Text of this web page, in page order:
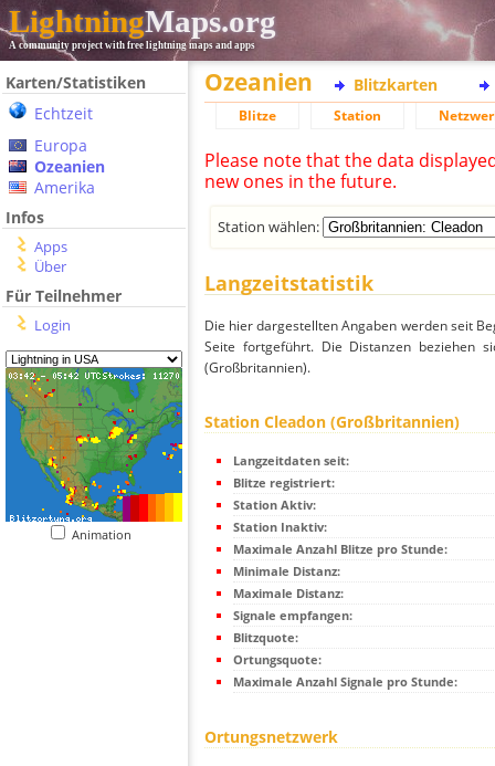
LightningMaps.org
A community project with free lightning maps and apps
Karten/Statistiken
Echtzeit
Europa
Ozeanien
Amerika
Infos
Apps
Über
Für Teilnehmer
Login
Animation
Ozeanien Blitzkarten
Blitze Station
Please note that the data
new ones in the future.
Station wählen:
Langzeitstatistik
Die hier dargestellten Angaben werden seit
Seite fortgeführt. Die Distanzen beziehen
(Großbritannien).
Station Cleadon (Großbritannien)
Langzeitdaten seit:
Blitze registriert:
Station Aktiv:
Station Inaktiv:
Maximale Anzahl Blitze pro Stunde:
Minimale Distanz:
Maximale Distanz:
Signale empfangen:
Blitzquote:
Ortungsquote:
Maximale Anzahl Signale pro Stunde:
Ortungsnetzwerk